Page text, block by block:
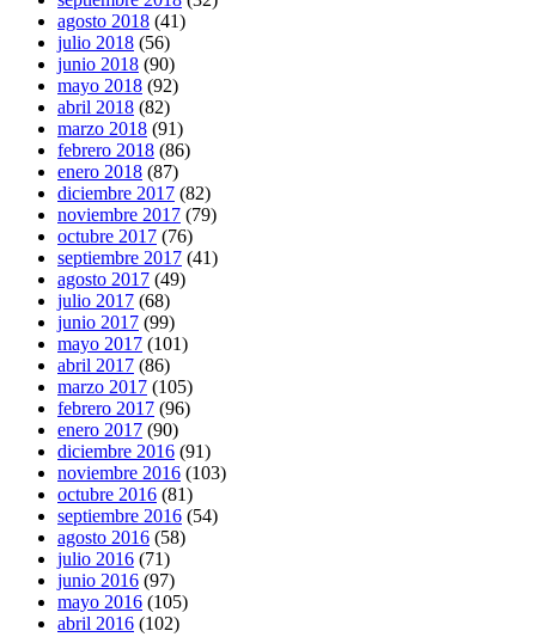
agosto 2018 (41)
julio 2018 (56)
junio 2018 (90)
mayo 2018 (92)
abril 2018 (82)
marzo 2018 (91)
febrero 2018 (86)
enero 2018 (87)
diciembre 2017 (82)
noviembre 2017 (79)
octubre 2017 (76)
septiembre 2017 (41)
agosto 2017 (49)
julio 2017 (68)
junio 2017 (99)
mayo 2017 (101)
abril 2017 (86)
marzo 2017 (105)
febrero 2017 (96)
enero 2017 (90)
diciembre 2016 (91)
noviembre 2016 (103)
octubre 2016 (81)
septiembre 2016 (54)
agosto 2016 (58)
julio 2016 (71)
junio 2016 (97)
mayo 2016 (105)
abril 2016 (102)